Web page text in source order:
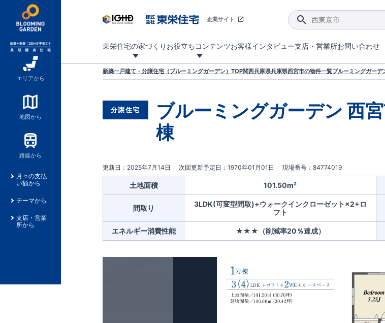
エリアから
地図から
路線から
月々の支払
い額から
テーマから
支店・営業
所から
企業サイト
東栄住宅の家づくり お役立ちコンテンツお客様インタビュー支店・営業所お問い合わせ
新築一戸建て・分譲住宅（ブルーミングガーデン）TOP関西兵庫県兵庫県西宮市の物件一覧ブルーミングガー
分譲住宅
ブルーミングガーデン 西
棟
更新日 2025年7月14日 次回更新予定日 1970年01月01日 現場番号 84774019
土地面積 101.50m²
間取り
3LDK(可変型間取)+ウォークインクローゼット×2+ロ
フト
エネルギー消費性能 ★★★（削減率20％達成）